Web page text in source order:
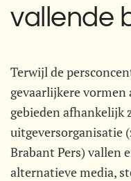
vallende
Terwijl de
gevaarlijkere
gebieden afhankelijk
uitgeversorganisatie
Brabant Pers) vallen
alternatieve media,